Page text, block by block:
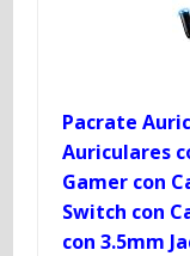
Pacrate
Auriculares
Gamer con
Switch con
con 3.5mm